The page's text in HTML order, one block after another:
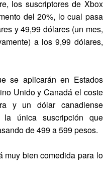
los suscriptores de Xbox
del 20%, lo cual pasa
y 49,99 dólares (un mes,
a los 9,99 dólares,
se aplicarán en Estados
Unido y Canadá el coste
y un dólar canadiense
la única suscripción que
de 499 a 599 pesos.
muy bien comedida para lo